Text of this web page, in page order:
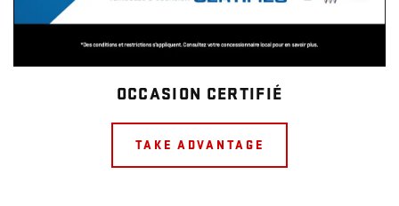
OCCASION CERTIFIÉ
TAKE ADVANTAGE